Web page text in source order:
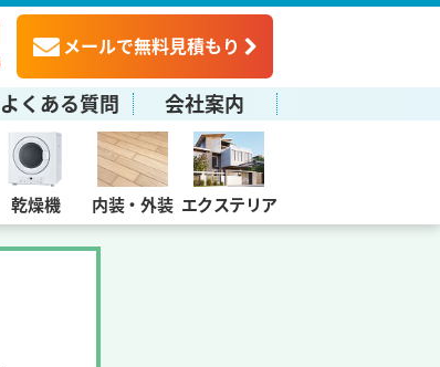
メールで無料見積もり
よくある質問 会社案内
乾燥機 内装・外装 エクステリア